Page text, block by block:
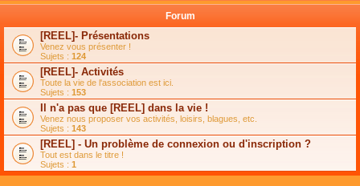
s
s
a
g
e
n
o
n
l
u
l
e
p
l
u
s
t
l
e
m
e
s
s
a
g
e
n
o
n
l
u
l
e
l
t
e
r
l
e
m
e
s
s
a
g
e
n
o
n
Forum
[REEL]- Présentations
Venez vous présenter !
Sujets : 124
[REEL]- Activités
Toute la vie de l'association est ici.
Sujets : 153
Il n'a pas que [REEL] dans la vie !
Venez nous proposer vos activités, loisirs, blagues, etc.
Sujets : 143
[REEL] - Un problème de connexion ou d'inscription ?
Tout est dans le titre !
Sujets : 1